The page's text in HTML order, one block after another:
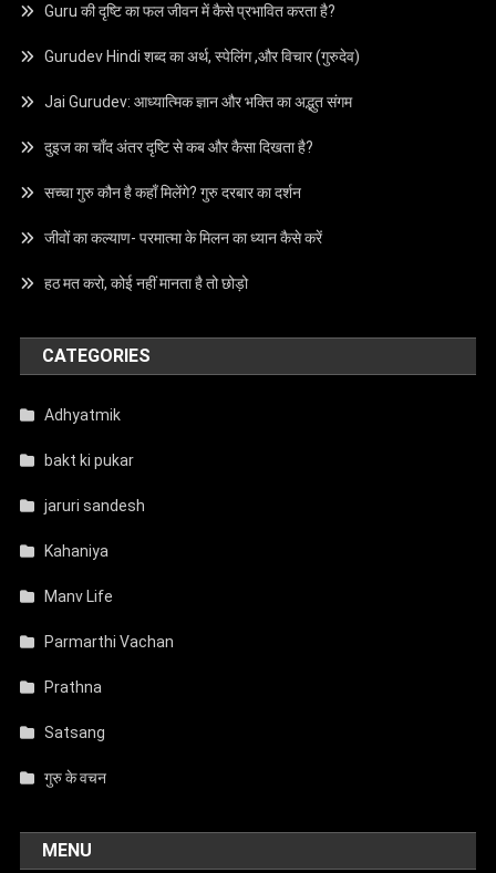
Guru की दृष्टि का फल जीवन में कैसे प्रभावित करता है?
Gurudev Hindi शब्द का अर्थ, स्पेलिंग ,और विचार (गुरुदेव)
Jai Gurudev: आध्यात्मिक ज्ञान और भक्ति का अद्भुत संगम
दुइज का चाँद अंतर दृष्टि से कब और कैसा दिखता है?
सच्चा गुरु कौन है कहाँ मिलेंगे? गुरु दरबार का दर्शन
जीवों का कल्याण- परमात्मा के मिलन का ध्यान कैसे करें
हठ मत करो, कोई नहीं मानता है तो छोड़ो
CATEGORIES
Adhyatmik
bakt ki pukar
jaruri sandesh
Kahaniya
Manv Life
Parmarthi Vachan
Prathna
Satsang
गुरु के वचन
MENU